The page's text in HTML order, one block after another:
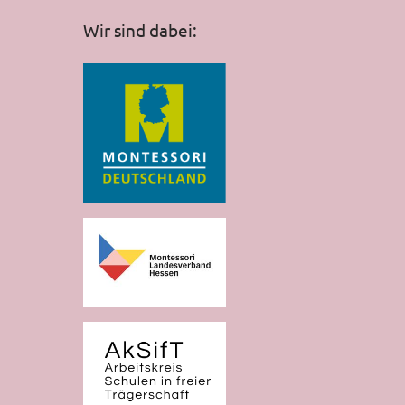
Wir sind dabei: